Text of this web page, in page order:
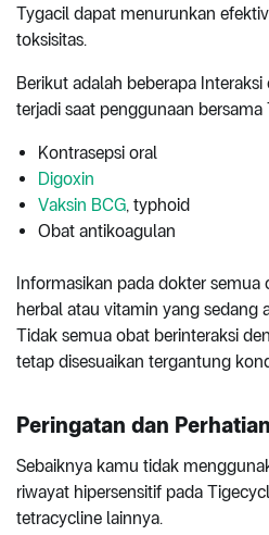
Tygacil dapat menurunkan
toksisitas.
Berikut adalah beberapa
terjadi saat penggunaan bersama
Kontrasepsi oral
Digoxin
Vaksin BCG, typhoid
Obat antikoagulan
Informasikan pada dokter semua
herbal atau vitamin yang sedang
Tidak semua obat berinteraksi
tetap disesuaikan tergantung
Peringatan dan Perhatian
Sebaiknya kamu tidak
riwayat hipersensitif pada
tetracycline lainnya.